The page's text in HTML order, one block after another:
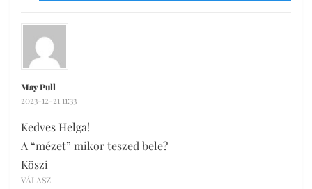
May Pull
2023-12-21 11:33
Kedves Helga!
A “mézet” mikor teszed bele?
Köszi
VÁLASZ